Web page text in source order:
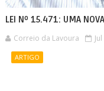
LEI Nº 15.471: UMA
Correio da Lavoura
ARTIGO